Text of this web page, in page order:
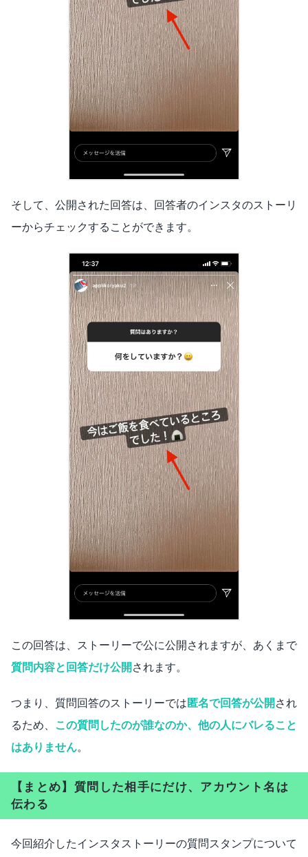
そして、公開された回答は、回答者のインスタのストーリ
ーからチェックすることができます。
この回答は、ストーリーで公に公開されますが、あくまで
質問内容と回答だけ公開 されます。
つまり、質問回答のストーリーでは匿名で回答が公開 され
るため、
この質問したのが誰なのか、他の人にバレること
はありません。
【まとめ】質問した相手にだけ、アカウント名は
伝わる
今回紹介したインスタストーリーの質問スタンプについて